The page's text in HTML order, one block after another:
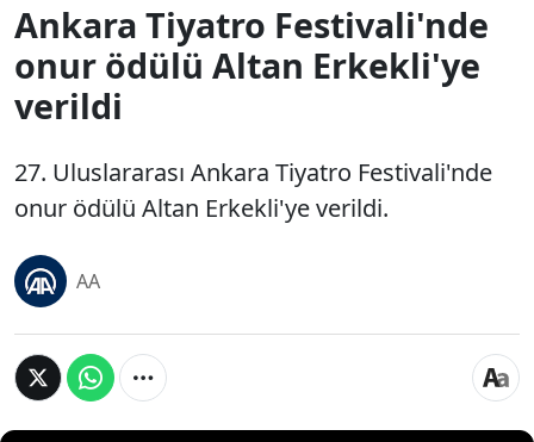
Ankara Tiyatro Festivali'nde
onur ödülü Altan Erkekli'ye
verildi
27. Uluslararası Ankara Tiyatro Festivali'nde
onur ödülü Altan Erkekli'ye verildi.
AA